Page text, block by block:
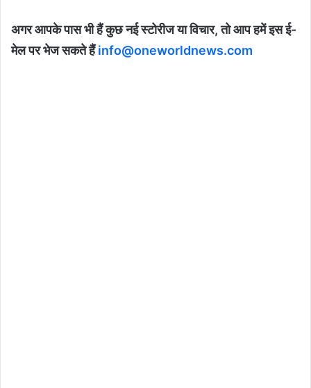
अगर आपके पास भी हैं कुछ नई स्टोरीज या विचार, तो आप हमें इस ई-
मेल पर भेज सकते हैंinfo@oneworldnews.com